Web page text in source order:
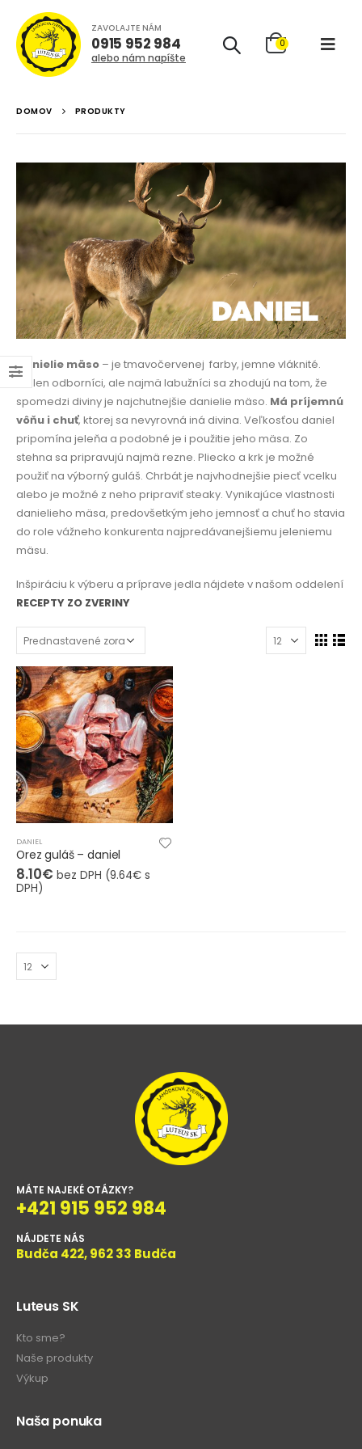
ZAVOLAJTE NÁM
0915 952 984
alebo nám napíšte
0
DOMOV PRODUKTY
Danielie mäso – je tmavočervenej farby, jemne vláknité.
Nielen odborníci, ale najmä labužníci sa zhodujú na tom, že
spomedzi diviny je najchutnejšie danielie mäso. Má príjemnú
vôňu i chuť, ktorej sa nevyrovná iná divina. Veľkosťou daniel
pripomína jeleňa a podobné je i použitie jeho mäsa. Zo
stehna sa pripravujú najmä rezne. Pliecko a krk je možné
použiť na výborný guláš. Chrbát je najvhodnejšie piecť vcelku
alebo je možné z neho pripraviť steaky. Vynikajúce vlastnosti
danielieho mäsa, predovšetkým jeho jemnosť a chuť ho stavia
do role vážneho konkurenta najpredávanejšiemu jeleniemu
mäsu.
Inšpiráciu k výberu a príprave jedla nájdete v našom oddelení
RECEPTY ZO ZVERINY
DANIEL
Orez guláš – daniel
8.10€ bez DPH (9.64€ s
DPH)
MÁTE NAJEKÉ OTÁZKY?
+421 915 952 984
NÁJDETE NÁS
Budča 422, 962 33 Budča
Luteus SK
Kto sme?
Naše produkty
Výkup
Naša ponuka